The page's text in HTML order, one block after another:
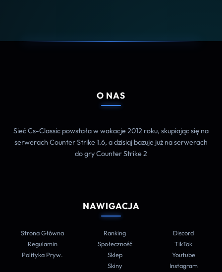
O NAS
Sieć Cs-Classic powstała w wakacje 2012 roku, skupiając się na
serwerach Counter Strike 1.6, a dzisiaj bazuje już na serwerach
do gry Counter Strike 2
NAWIGACJA
Strona Główna
Regulamin
Polityka Pryw.
Ranking
Społeczność
Sklep
Skiny
Discord
TikTok
Youtube
Instagram